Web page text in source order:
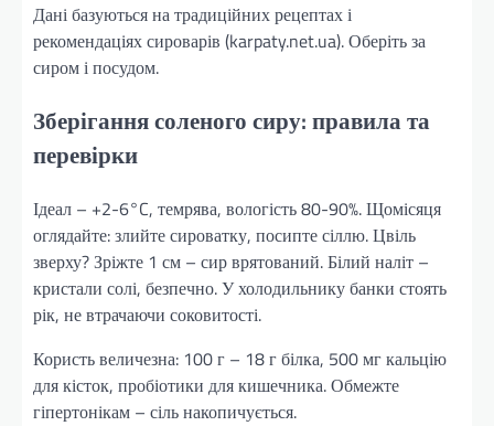
Дані базуються на традиційних рецептах і
рекомендаціях сироварів (karpaty.net.ua). Оберіть за
сиром і посудом.
Зберігання соленого сиру: правила та
перевірки
Ідеал – +2-6°C, темрява, вологість 80-90%. Щомісяця
оглядайте: злийте сироватку, посипте сіллю. Цвіль
зверху? Зріжте 1 см – сир врятований. Білий наліт –
кристали солі, безпечно. У холодильнику банки стоять
рік, не втрачаючи соковитості.
Користь величезна: 100 г – 18 г білка, 500 мг кальцію
для кісток, пробіотики для кишечника. Обмежте
гіпертонікам – сіль накопичується.